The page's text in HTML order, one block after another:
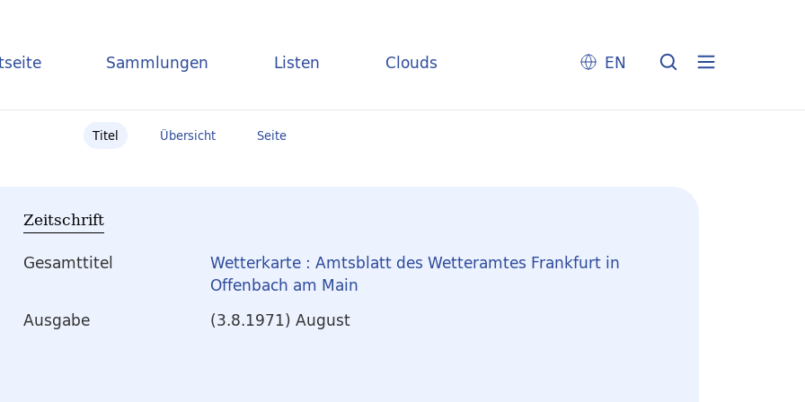
Sammlungen Listen Clouds EN
Titel Übersicht Seite
Zeitschrift
Gesamttitel
Wetterkarte : Amtsblatt des Wetteramtes Frankfurt in
Offenbach am Main
Ausgabe
(3.8.1971) August